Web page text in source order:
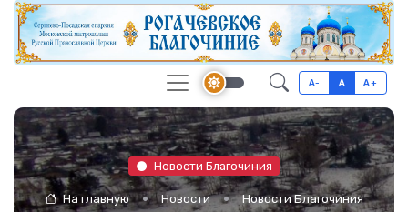
A- A A+
Новости Благочиния
На главную Новости Новости Благочиния